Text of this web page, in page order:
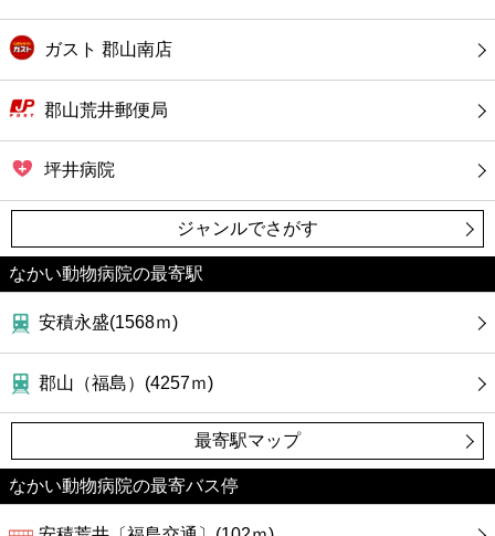
銀行
公共
病院
ホテル
ガスト 郡山南店
郡山荒井郵便局
坪井病院
ジャンルでさがす
なかい動物病院の最寄駅
安積永盛(1568ｍ)
郡山（福島）(4257ｍ)
最寄駅マップ
なかい動物病院の最寄バス停